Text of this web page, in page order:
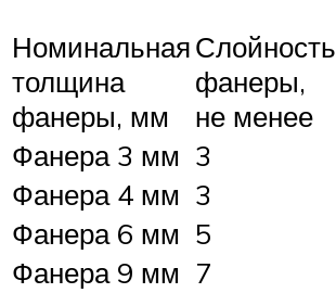
Номинальная
толщина
фанеры, мм
Слойность
фанеры,
не менее
Фанера 3 мм 3
Фанера 4 мм 3
Фанера 6 мм 5
Фанера 9 мм 7